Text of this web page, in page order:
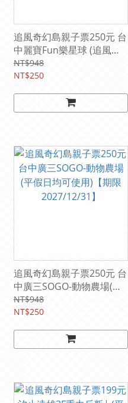
追風奇幻島親子票250元 台
中麗寶Fun樂星球 (追風奇
幻島集團) (平假日均可使
用) 【期限2027/5/31】
NT$948
NT$250
追風奇幻島親子票250元 台
中廣三SOGO-動物農場(平
假日均可使用)【期限
2027/12/31】
NT$948
NT$250